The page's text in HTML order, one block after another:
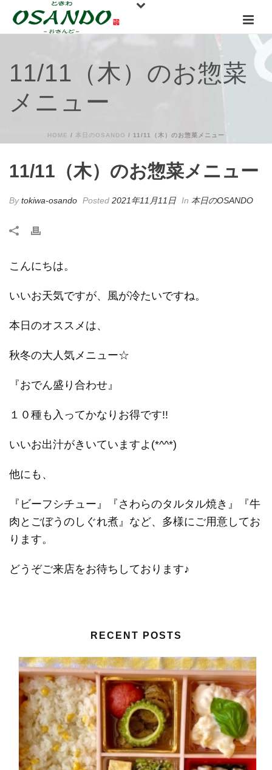
11/11（木）のお惣菜
メニュー
HOME / 本日のOSANDO / 11/11（木）のお惣菜メニュー
11/11（木）のお惣菜メニュー
Bytokiwa-osando Posted 2021年11月11日 In 本日のOSANDO
こんにちは。
いいお天気ですが、風が冷たいですね。
本日のオススメは、
秋冬の大人気メニュー☆
『おでん盛り合わせ』
１０種も入ってかなりお得です!!
いいお出汁がきいていますよ(*^^*)
他にも、
『ビーフシチュー』『さわらのタルタル焼き』『牛
肉とごぼうのしぐれ煮』など、多様にご用意してお
ります。
どうぞご来店をお待ちしております♪
RECENT POSTS